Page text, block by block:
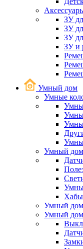
ЗУ
ЗУ
ЗУ
ЗУ и
Умный дом
Умные
Умный
Хабы
Умный
Умный